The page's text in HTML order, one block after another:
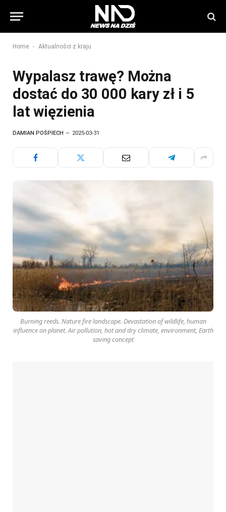
Home - Aktualności z kraju
Wypalasz trawę? Można
dostać do 30 000 kary zł i 5
lat więzienia
DAMIAN POŚPIECH 2025-03-31
Burning reeds. Nature fire landscape. Devastation of wildlife, human
influence on planet. Air pollution, hot and dry climate, environment, Earth
saving concept